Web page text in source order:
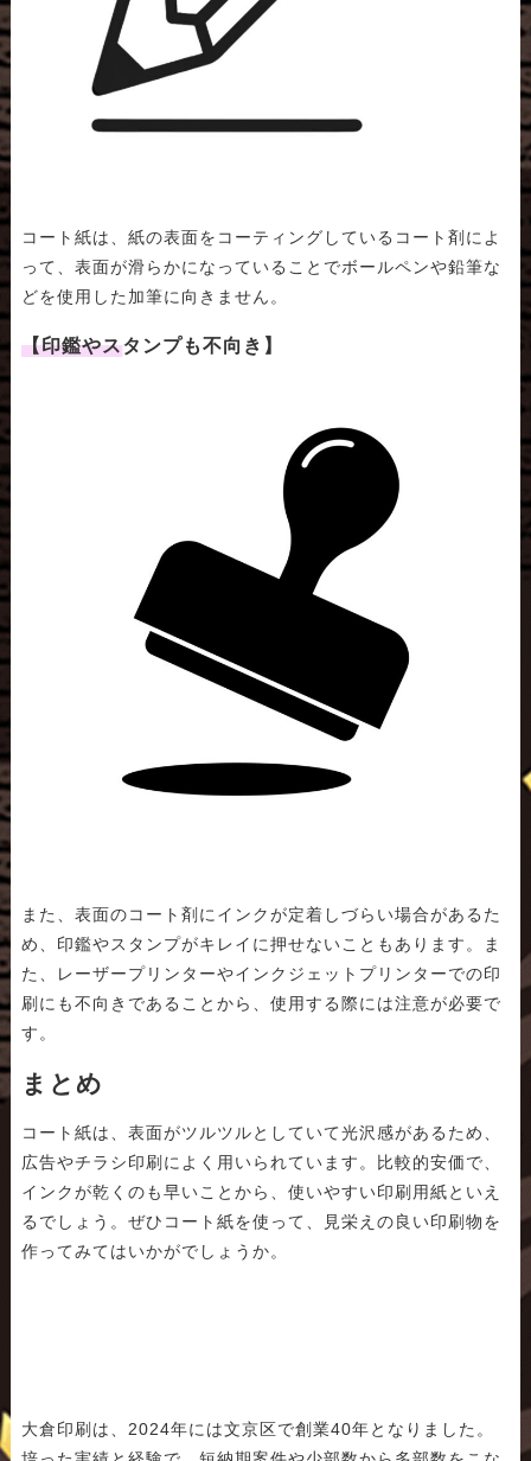
コート紙は、紙の表面をコーティングしているコート剤によ
って、表面が滑らかになっていることでボールペンや鉛筆な
どを使用した加筆に向きません。
【印鑑やスタンプも不向き】
また、表面のコート剤にインクが定着しづらい場合があるた
め、印鑑やスタンプがキレイに押せないこともあります。ま
た、レーザープリンターやインクジェットプリンターでの印
刷にも不向きであることから、使用する際には注意が必要で
す。
まとめ
コート紙は、表面がツルツルとしていて光沢感があるため、
広告やチラシ印刷によく用いられています。比較的安価で、
インクが乾くのも早いことから、使いやすい印刷用紙といえ
るでしょう。ぜひコート紙を使って、見栄えの良い印刷物を
作ってみてはいかがでしょうか。
大倉印刷は、2024年には文京区で創業40年となりました。